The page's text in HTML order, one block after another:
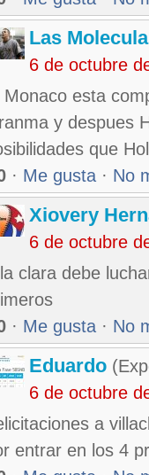
Las
6 de octubre
Monaco esta
y despues
que
· Me gusta · No
Xiovery
6 de octubre
clara debe
· Me gusta · No
Eduardo
6 de octubre
a
entrar en los 4